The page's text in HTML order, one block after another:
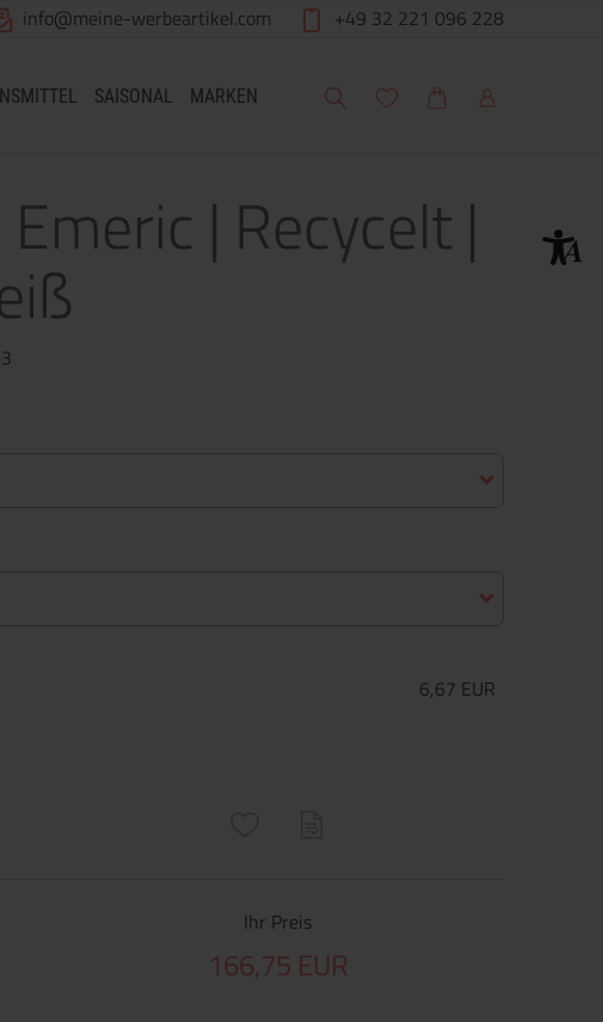
info@meine-werbeartikel.com +49 32 221 096 228
SAISONAL MARKEN Suche Meine Wunschliste
WarenkorbMein Account
| Recycelt |
6,67 EUR
Ihr Preis
166,75 EUR